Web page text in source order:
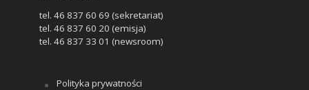
tel. 46 837 60 69 (sekretariat)
tel. 46 837 60 20 (emisja)
tel. 46 837 33 01 (newsroom)
Polityka prywatności